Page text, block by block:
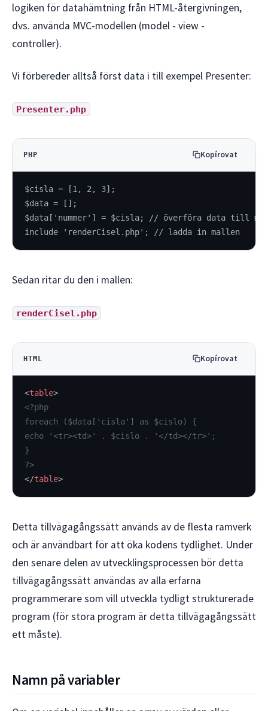
logiken för datahämtning från HTML-återgivningen,
dvs. använda MVC-modellen (model - view -
controller).
Vi förbereder alltså först data i till exempel Presenter:
Presenter.php
PHP Kopírovat
$cisla = [1, 2, 3];
$data = [];
$data['nummer'] = $cisla; // överföra data till
include 'renderCisel.php'; // ladda in mallen
Sedan ritar du den i mallen:
renderCisel.php
HTML Kopírovat
<table>
<?php
foreach ($data['cisla'] as $cislo) {
echo '<tr><td>' . $cislo . '</td></tr>';
}
?>
</table>
Detta tillvägagångssätt används av de flesta ramverk
och är användbart för att öka kodens tydlighet. Under
den senare delen av utvecklingsprocessen bör detta
tillvägagångssätt användas av alla erfarna
programmerare som vill utveckla tydligt strukturerade
program (för stora program är detta tillvägagångssätt
ett måste).
Namn på variabler